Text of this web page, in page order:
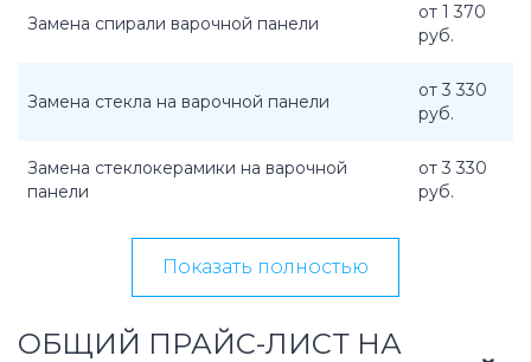
Замена спирали варочной панели
от 1 370
руб.
Замена стекла на варочной панели
от 3 330
руб.
Замена стеклокерамики на варочной
панели
от 3 330
руб.
Показать полностью
ОБЩИЙ ПРАЙС-ЛИСТ НА